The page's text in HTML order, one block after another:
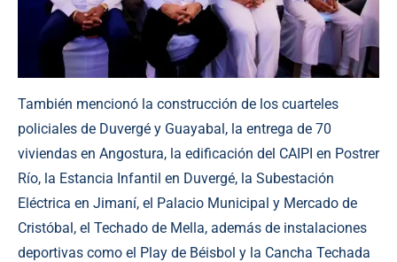
También mencionó la construcción de los cuarteles
policiales de Duvergé y Guayabal, la entrega de 70
viviendas en Angostura, la edificación del CAIPI en Postrer
Río, la Estancia Infantil en Duvergé, la Subestación
Eléctrica en Jimaní, el Palacio Municipal y Mercado de
Cristóbal, el Techado de Mella, además de instalaciones
deportivas como el Play de Béisbol y la Cancha Techada